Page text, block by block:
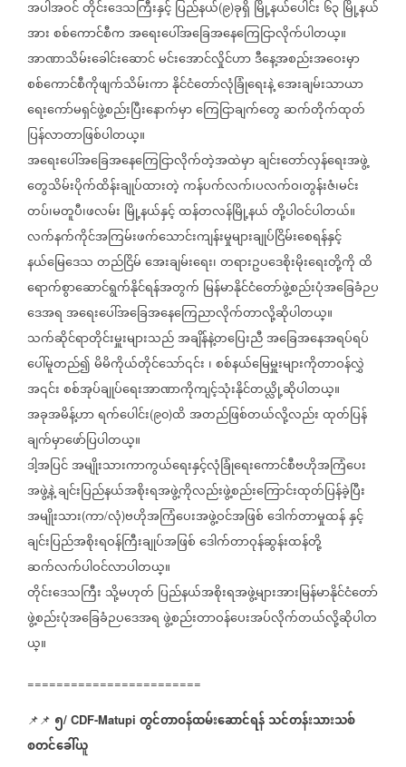
အပါအဝင်တိုင်းဒေသကြီးနှင့်ပြည်နယ်(၉)ခုရှိ မြို့နယ်ပေါင်း ၆၃မြို့နယ်
အားစစ်ကောင်စီကအရေးပေါ်အခြေအနေကြေငြာလိုက်ပါတယ္။
အာဏာသိမ်းခေါင်းဆောင်မင်းအောင်လှိုင်ဟာဒီနေ့အစည်းအဝေးမှာ
စစ်ကောင်စီကိုဖျက်သိမ်းကာနိုင်ငံတော်လုံခြုံရေးနဲ့အေးချမ်းသာယာ
ရေးကော်မရှင်ဖွဲ့စည်းပြီးနောက်မှာကြေငြာချက်တွေဆက်တိုက်ထုတ်
ပြန်လာတာဖြစ်ပါတယ္။
အရေးပေါ်အခြေအနေကြေငြာလိုက်တဲ့အထဲမှာချင်းတော်လှန်ရေးအဖွဲ့
တွေသိမ်းပိုက်ထိန်းချုပ်ထားတဲ့ကန်ပက်လက်၊ပလက်ဝ၊တွန်းဇံ၊မင်း
တပ်၊မတူပီ၊ဖလမ်း မြို့နယ်နှင့်ထန်တလန်မြို့နယ်တို့ပါဝင်ပါတယ်။
လက်နက်ကိုင်အကြမ်းဖက်သောင်းကျန်းမှုများချုပ်ငြိမ်းစေရန်နှင့်
နယ်မြေဒေသတည်ငြိမ်အေးချမ်းရေး၊တရားဥပဒေစိုးမိုးရေးတို့ကိုထိ
ရောက်စွာဆောင်ရွက်နိုင်ရန်အတွက် မြန်မာနိုင်ငံတော်ဖွဲ့စည်းပုံအခြေခံဉပ
ဒေအရအရေးပေါ်အခြေအနေကြေညာလိုက်တာလို့ဆိုပါတယ္။
သက်ဆိုင်ရာတိုင်းမှူးများသည်အချိန်နဲ့တပြေးညီအခြေအနေအရပ်ရပ်
ပေါ်မူတည်၍မိမိကိုယ်တိုင်သော်၎င်း ၊စစ်နယ်မြေမှူးများကိုတာဝန်လွှဲ
အ၎င်းစစ်အုပ်ချုပ်ရေးအာဏာကိုကျင့်သုံးနိုင်တယ္လို့ဆိုပါတယ္။
အခုအမိန့်ဟာရက်ပေါင်း(၉၀)ထိအတည်ဖြစ်တယ်လို့လည်းထုတ်ပြန်
ချက်မှာဖော်ပြပါတယ္။
ဒါ့အပြင်အမျိုးသားကာကွယ်ရေးနှင့်လုံခြုံရေးကောင်စီဗဟိုအကြံပေး
အဖွဲ့နဲ့ချင်းပြည်နယ်အစိုးရအဖွဲ့ကိုလည်းဖွဲ့စည်းကြောင်းထုတ်ပြန်ခဲ့ပြီး
အမျိုးသား(ကာ/လုံ)ဗဟိုအကြံပေးအဖွဲ့ဝင်အဖြစ်ဒေါက်တာမှုထန်နှင့်
ချင်းပြည်အစိုးရဝန်ကြီးချုပ်အဖြစ်ဒေါက်တာဝုန်ဆွန်းထန်တို့
ဆက်လက်ပါဝင်လာပါတယ္။
တိုင်းဒေသကြီး သို့မဟုတ် ပြည်နယ်အစိုးရအဖွဲ့များအားမြန်မာနိုင်ငံတော်
ဖွဲ့စည်းပုံအခြေခံဉပဒေအရဖွဲ့စည်းတာဝန်ပေးအပ်လိုက်တယ်လို့ဆိုပါတ
ယ္။
========================
📌📌 ၅/ CDF-Matupi တွင်တာဝန်ထမ်းဆောင်ရန်သင်တန်းသားသစ်
စတင်ခေါ်ယူ